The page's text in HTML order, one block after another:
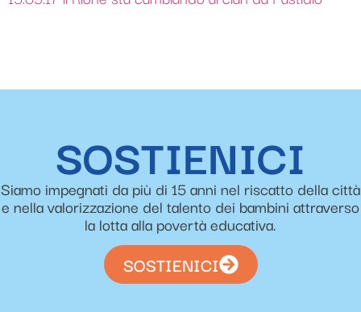
SOSTIENICI
Siamo impegnati da più di 15 anni nel riscatto della città
e nella valorizzazione del talento dei bambini attraverso
la lotta alla povertà educativa.
SOSTIENICI